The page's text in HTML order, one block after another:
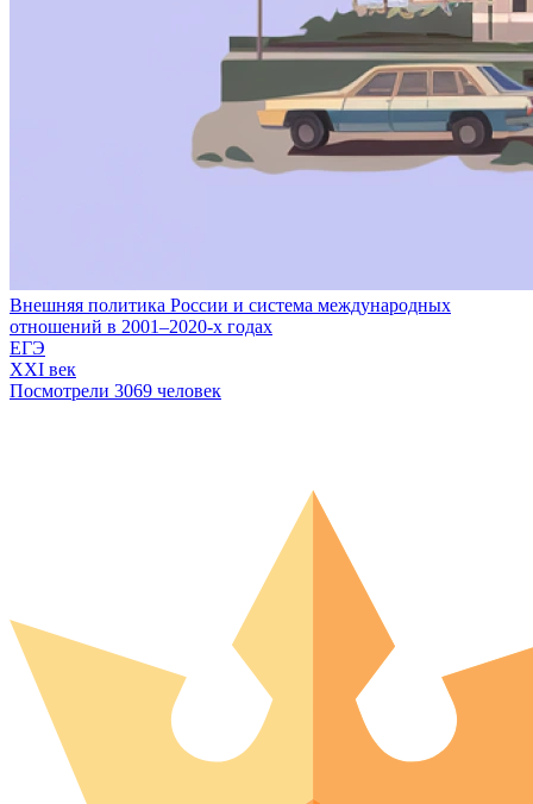
Внешняя политика России и система международных
отношений в 2001–2020-х годах
ЕГЭ
XXI век
Посмотрели 3069 человек